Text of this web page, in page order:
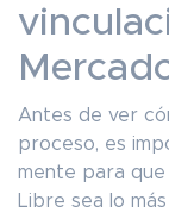
Antes de ver
proceso, es
mente para
Libre sea lo